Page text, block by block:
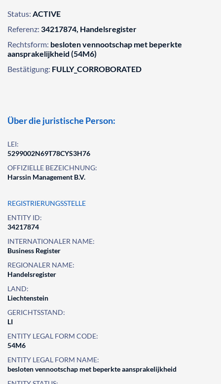
Status: ACTIVE
Referenz: 34217874, Handelsregister
Rechtsform: besloten vennootschap met beperkte
aansprakelijkheid (54M6)
Bestätigung: FULLY_CORROBORATED
Über die juristische Person:
LEI:
5299002N69T78CYS3H76
OFFIZIELLE BEZEICHNUNG:
Harssin Management B.V.
REGISTRIERUNGSSTELLE
ENTITY ID:
34217874
INTERNATIONALER NAME:
Business Register
REGIONALER NAME:
Handelsregister
LAND:
Liechtenstein
GERICHTSSTAND:
LI
ENTITY LEGAL FORM CODE:
54M6
ENTITY LEGAL FORM NAME:
besloten vennootschap met beperkte aansprakelijkheid